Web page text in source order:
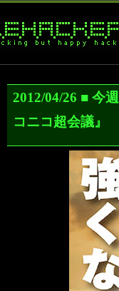
2012/04/26 ■ 今
コニコ超会議